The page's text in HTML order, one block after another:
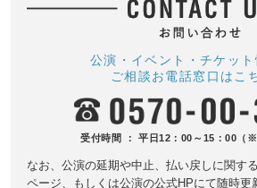
公演・イベント・チケッ
ご相談お電話窓口はこ
受付時間 ： 平日12：00～15：00（※
なお、公演の延期や中止、払い戻しに関する
ページ、もしくは公演の公式HPにて随時更